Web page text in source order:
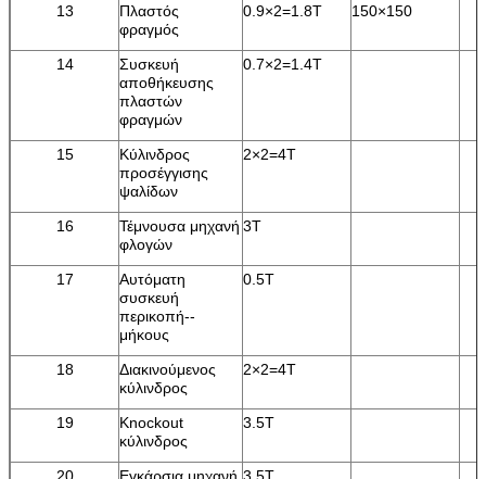
13
Πλαστός
φραγμός
0.9×2=1.8T 150×150
14
Συσκευή
αποθήκευσης
πλαστών
φραγμών
0.7×2=1.4T
15
Κύλινδρος
προσέγγισης
ψαλίδων
2×2=4T
16
Τέμνουσα μηχανή
φλογών
3T
17
Αυτόματη
συσκευή
περικοπή--
μήκους
0.5T
18
Διακινούμενος
κύλινδρος
2×2=4T
19
Knockout
κύλινδρος
3.5T